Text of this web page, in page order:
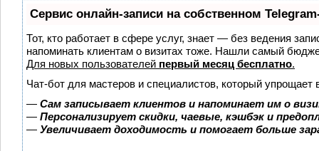
Сервис онлайн-записи на собственном
Тот, кто работает в сфере услуг, знает — без ведения
напоминать клиентам о визитах тоже. Нашли самый
Для новых пользователей первый месяц бесплатно.
Чат-бот для мастеров и специалистов, который упрощает
— Сам записывает клиентов и напоминает им о
— Персонализирует скидки, чаевые, кэшбэк и
— Увеличивает доходимость и помогает больше